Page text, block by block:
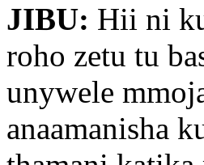
JIBU: Hii ni
roho zetu tu
unywele
anaamanisha